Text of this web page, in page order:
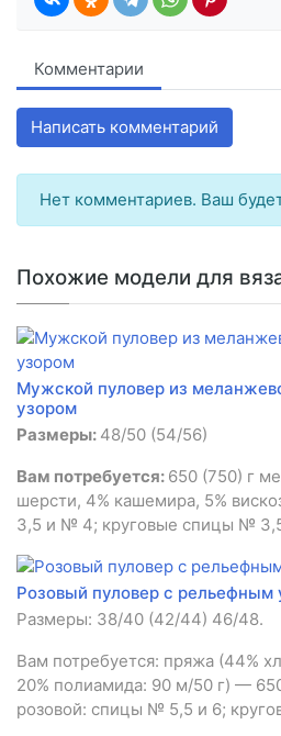
Комментарии
Написать комментарий
Нет комментариев. Ваш
Похожие модели для
Мужской пуловер из
узором
Размеры: 48/50 (54/56)
Вам потребуется: 650 (750) г
шерсти, 4% кашемира, 5%
3,5 и № 4; круговые спицы №
Розовый пуловер с рельефным
Размеры: 38/40 (42/44) 46/48.
Вам потребуется: пряжа (44%
20% полиамида: 90 м/50 г) —
розовой: спицы № 5,5 и 6;